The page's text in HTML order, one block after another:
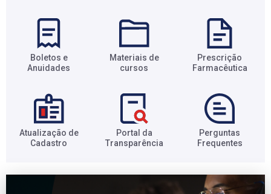
Boletos e
Anuidades​
Materiais de
cursos​
Prescrição
Farmacêutica​
Atualização de
Cadastro​
Portal da
Transparência​
Perguntas
Frequentes​